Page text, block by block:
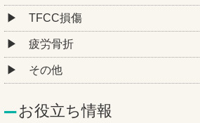
TFCC損傷
疲労骨折
その他
お役立ち情報